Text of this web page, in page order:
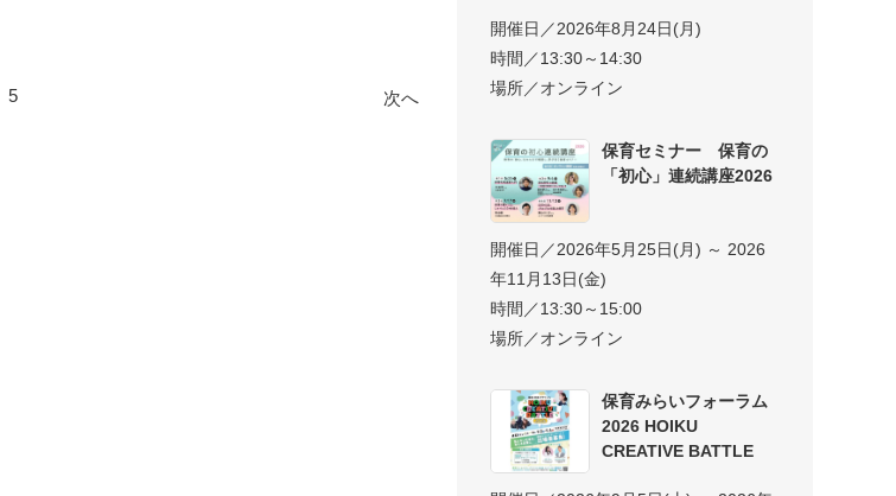
5 次へ
開催日／2026年8月24日(月)
時間／13:30～14:30
場所／オンライン
保育セミナー 保育の
「初心」連続講座2026
開催日／2026年5月25日(月) ～ 2026
年11月13日(金)
時間／13:30～15:00
場所／オンライン
保育みらいフォーラム
2026 HOIKU
CREATIVE BATTLE